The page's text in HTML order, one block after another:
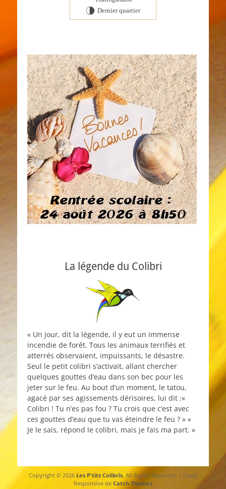
U Dernier quartier
La légende du Colibri
« Un jour, dit la légende, il y eut un immense
incendie de forêt. Tous les animaux terrifiés et
atterrés observaient, impuissants, le désastre.
Seul le petit colibri s’activait, allant chercher
quelques gouttes d’eau dans son bec pour les
jeter sur le feu. Au bout d’un moment, le tatou,
agacé par ses agissements dérisoires, lui dit :«
Colibri ! Tu n’es pas fou ? Tu crois que c’est avec
ces gouttes d’eau que tu vas éteindre le feu ? » «
Je le sais, répond le colibri, mais je fais ma part. »
Copyright © 2026 Les P'tits Colibris. All Rights Reserved. | Catch
Responsive de Catch Themes